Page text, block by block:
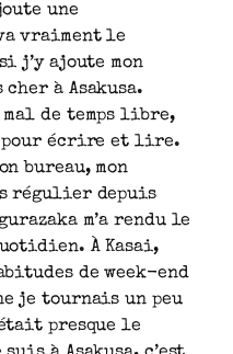
une
vraiment le
j’y ajoute mon
à Asakusa.
de temps libre,
pour écrire et lire.
bureau, mon
régulier depuis
m’a rendu le
À Kasai,
de week-end
je tournais un peu
presque le